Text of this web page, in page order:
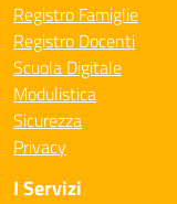
Registro Famiglie
Registro Docenti
Scuola Digitale
Modulistica
Sicurezza
Privacy
I Servizi